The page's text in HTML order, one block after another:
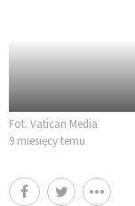
Fot. Vatican Media
9 miesięcy temu